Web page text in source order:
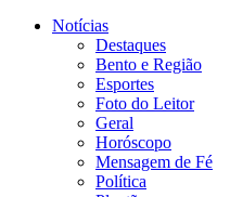
Notícias
Destaques
Bento e Região
Esportes
Foto do Leitor
Geral
Horóscopo
Mensagem de Fé
Política